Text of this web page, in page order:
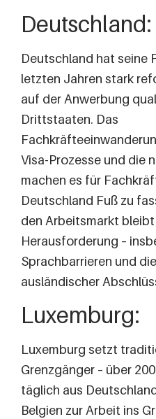
Deutschland:
Deutschland hat seine
letzten Jahren stark
auf der Anwerbung
Drittstaaten. Das
Visa-Prozesse und die
machen es für
Deutschland Fuß zu
den Arbeitsmarkt
Herausforderung –
Sprachbarrieren und
ausländischer
Luxemburg:
Luxemburg setzt
Grenzgänger – über
täglich aus
Belgien zur Arbeit ins